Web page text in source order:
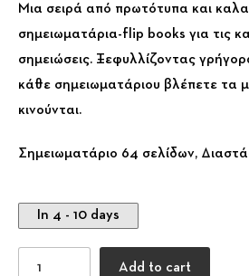
Μια σειρά από πρωτότυπα και
σημειωματάρια-flip books για τις
σημειώσεις. Ξεφυλλίζοντας
κάθε σημειωματάριου βλέπετε τα
κινούνται.
Σημειωματάριο 64 σελίδων,
In 4 - 10 days
Σημειωματάριο Οδυσσέας quantity
Add to cart